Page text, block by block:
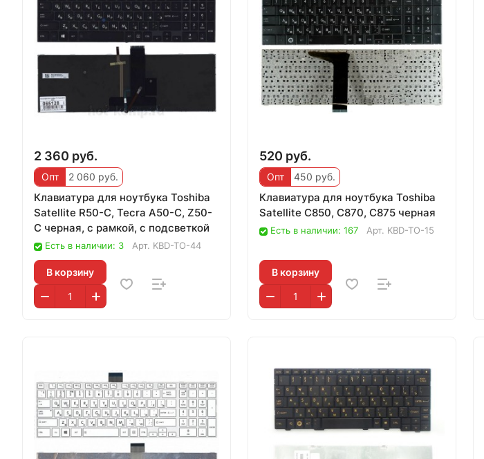
2 360 руб.
Опт 2 060 руб.
Клавиатура для ноутбука Toshiba
Satellite R50-C, Tecra A50-C, Z50-
C черная, с рамкой, с подсветкой
Есть в наличии: 3 Арт. KBD-TO-44
В корзину
520 руб.
Опт 450 руб.
Клавиатура для ноутбука Toshiba
Satellite C850, C870, C875 черная
Есть в наличии: 167 Арт. KBD-TO-15
В корзину